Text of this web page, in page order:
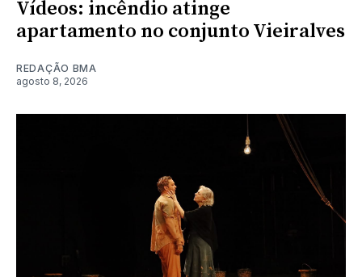
Vídeos: incêndio atinge
apartamento no conjunto Vieiralves
REDAÇÃO BMA
agosto 8, 2026